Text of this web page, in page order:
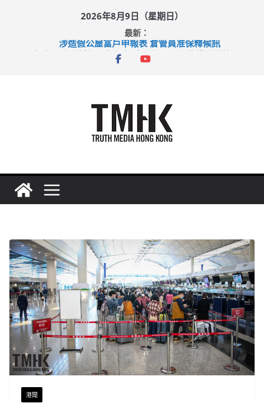
2026年8月9日（星期日）
最新：
涉造假公屋富戶申報表 倉管員准保釋候訊
港聞